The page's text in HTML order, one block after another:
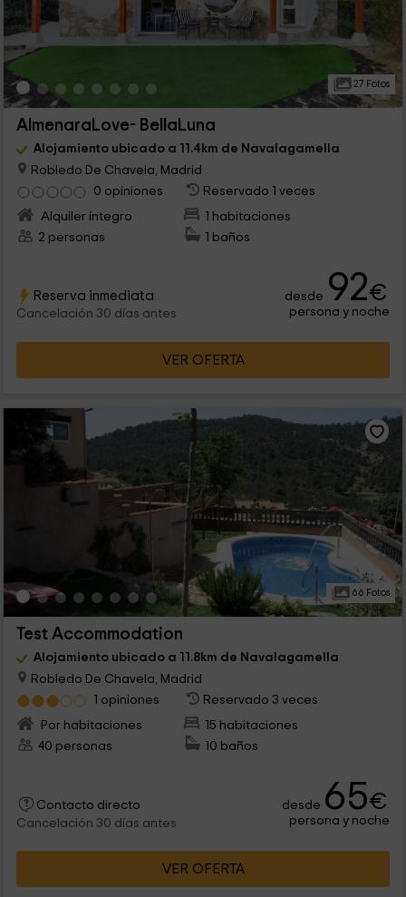
27 Fotos
AlmenaraLove- BellaLuna
Alojamiento ubicado a 11.4km de Navalagamella
Robledo De Chavela, Madrid
0 opiniones
Reservado 1 veces
Alquiler íntegro
1 habitaciones
2 personas
1 baños
Reserva inmediata
Cancelación 30 días antes
desde 92€
persona y noche
VER OFERTA
66 Fotos
Test Accommodation
Alojamiento ubicado a 11.8km de Navalagamella
Robledo De Chavela, Madrid
1 opiniones
Reservado 3 veces
Por habitaciones
15 habitaciones
40 personas
10 baños
Contacto directo
Cancelación 30 días antes
desde 65€
persona y noche
VER OFERTA